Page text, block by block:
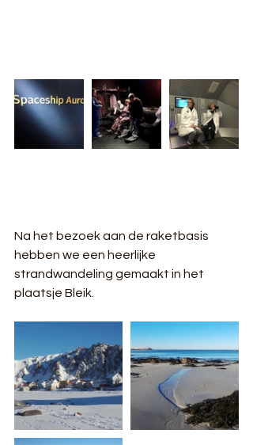
Na het bezoek aan de raketbasis
hebben we een heerlijke
strandwandeling gemaakt in het
plaatsje Bleik.